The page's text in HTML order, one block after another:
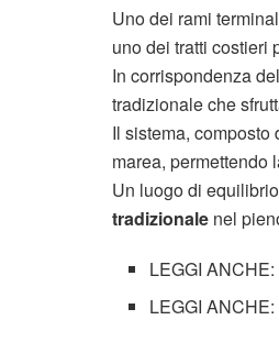
Uno dei rami
uno dei tratti costieri
In corrispondenza
tradizionale che
Il sistema, composto
marea, permettendo
Un luogo di
tradizionale nel
LEGGI ANCHE:
LEGGI ANCHE: